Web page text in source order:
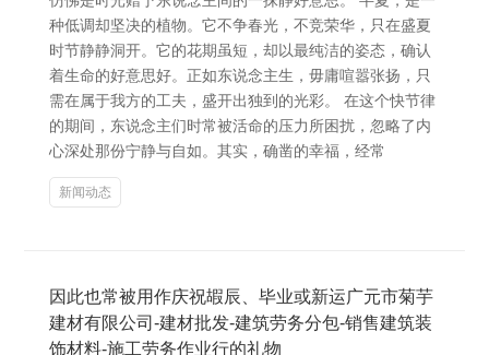
种低调却坚决的植物。它不争春光，不竞荣华，只在盛夏
时节静静洞开。它的花期虽短，却以最纯洁的姿态，确认
着生命的好意思好。正如东说念主生，毋庸喧嚣张扬，只
需在属于我方的工夫，盛开出独到的光彩。 在这个快节律
的期间，东说念主们时常被活命的压力所困扰，忽略了内
心深处那份宁静与自如。其实，确凿的幸福，经常
新闻动态
因此也常被用作庆祝嘏辰、毕业或新运广元市菊芋
建材有限公司-建材批发-建筑劳务分包-销售建筑装
饰材料-施工劳务作业行的礼物